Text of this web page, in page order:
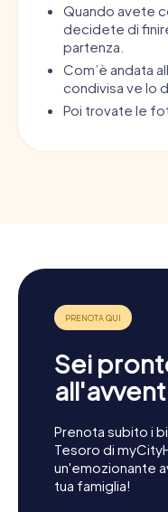
Quando avete
decidete di
partenza.
Com’è andata
condivisa ve lo
Poi trovate le
Sei
Prenota subito i
Tesoro di
un'emozionante
tua famiglia!